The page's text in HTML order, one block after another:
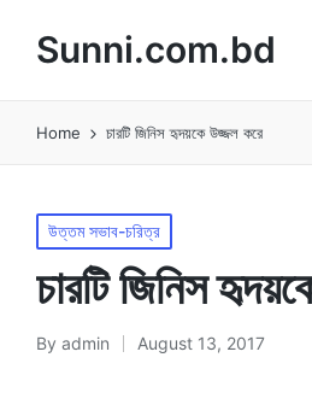
Sunni.com.bd
Home চারটি জিনিস হৃদয়কে উজ্জল করে
Posted
in
উত্তম সভাব-চরিত্র
চারটি জিনিস
Posted
By admin August 13, 2017